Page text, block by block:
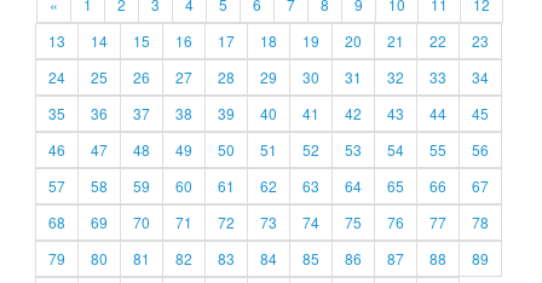
« 1 2 3 4 5 6 7 8 9 10 11
12
13
14 15 16 17 18 19 20 21 22
23
24
25 26 27 28 29 30 31 32 33
34
35
36 37 38 39 40 41 42 43 44
45
46
47 48 49 50 51 52 53 54 55
56
57
58 59 60 61 62 63 64 65 66
67
68
69 70 71 72 73 74 75 76 77
78
79
80 81 82 83 84 85 86 87 88
89